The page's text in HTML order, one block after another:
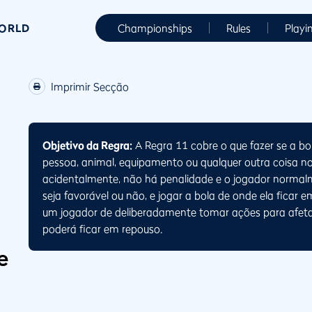
Championships Rules
Imprimir Secção
Objetivo da Regra: A Regra 11 cobre o que fazer se a
pessoa, animal, equipamento ou qualquer outra coisa
acidentalmente, não há penalidade e o jogador
seja favorável ou não, e jogar a bola de onde ela ficar
um jogador de deliberadamente tomar ações para
poderá ficar em repouso.